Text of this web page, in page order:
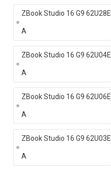
ZBook Studio 16 G9 62U28E
A
ZBook Studio 16 G9 62U04E
A
ZBook Studio 16 G9 62U06E
A
ZBook Studio 16 G9 62U03E
A